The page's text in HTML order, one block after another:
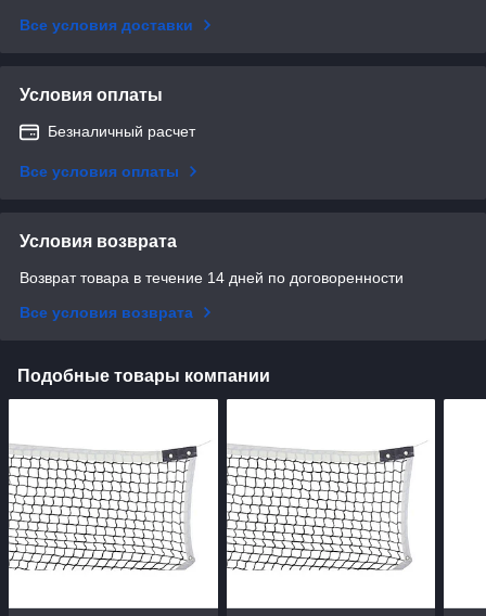
Все условия доставки
Условия оплаты
Безналичный расчет
Все условия оплаты
Условия возврата
Возврат товара в течение 14 дней по договоренности
Все условия возврата
Подобные товары компании